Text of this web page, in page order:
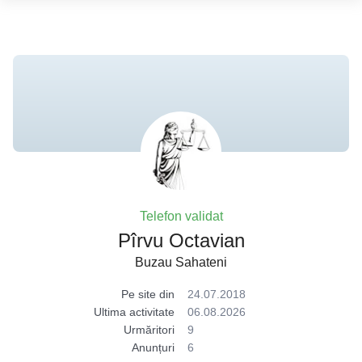
Telefon validat
Pîrvu Octavian
Buzau Sahateni
Pe site din
24.07.2018
Ultima activitate
06.08.2026
Urmăritori
9
Anunțuri
6